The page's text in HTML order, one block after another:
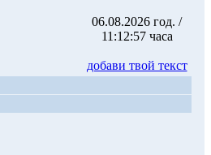
06.08.2026 год. /
11:12:57 часа
добави твой текст